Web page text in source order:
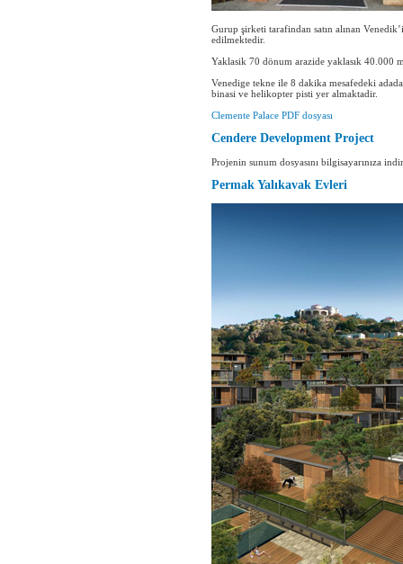
Gurup şirketi tarafindan satın alınan
edilmektedir.
Yaklasik 70 dönum arazide yaklasık 40.000
Venedige tekne ile 8 dakika mesafedeki
binasi ve helikopter pisti yer almaktadir.
Clemente Palace PDF dosyası
Cendere Development Project
Projenin sunum dosyasını bilgisayarınıza
Permak Yalıkavak Evleri